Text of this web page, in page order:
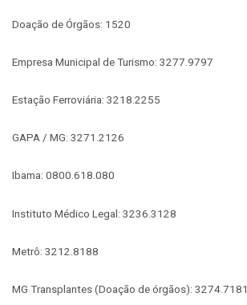
Doação de Órgãos: 1520
Empresa Municipal de Turismo: 3277.9797
Estação Ferroviária: 3218.2255
GAPA / MG: 3271.2126
Ibama: 0800.618.080
Instituto Médico Legal: 3236.3128
Metrô: 3212.8188
MG Transplantes (Doação de órgãos): 3274.7181